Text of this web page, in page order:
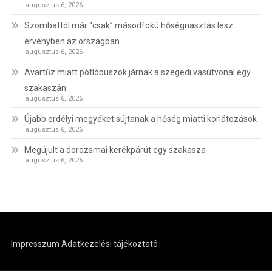
augusztus 6, 2026
Szombattól már “csak” másodfokú hőségriasztás lesz
érvényben az országban
augusztus 6, 2026
Avartűz miatt pótlóbuszok járnak a szegedi vasútvonal egy
szakaszán
augusztus 6, 2026
Újabb erdélyi megyéket sújtanak a hőség miatti korlátozások
augusztus 6, 2026
Megújult a dorozsmai kerékpárút egy szakasza
augusztus 6, 2026
Impresszum Adatkezelési tájékoztató